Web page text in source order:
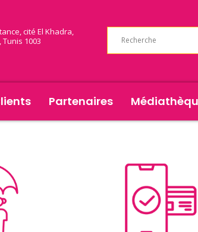
cité El Khadra,
1003
Partenaires
services